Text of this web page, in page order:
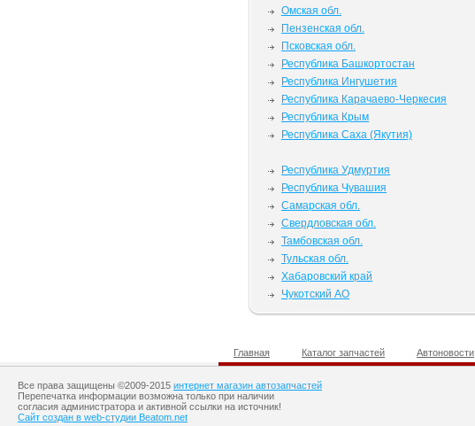
Омская обл.
Пензенская обл.
Псковская обл.
Республика Башкортостан
Республика Ингушетия
Республика Карачаево-Черкесия
Республика Крым
Республика Саха (Якутия)
Республика Удмуртия
Республика Чувашия
Самарская обл.
Свердловская обл.
Тамбовская обл.
Тульская обл.
Хабаровский край
Чукотский АО
Главная Каталог запчастей Автоновости
Все права защищены ©2009-2015 интернет магазин автозапчастей
Перепечатка информации возможна только при наличии
согласия администратора и активной ссылки на источник!
Сайт создан в web-студии Beatom.net